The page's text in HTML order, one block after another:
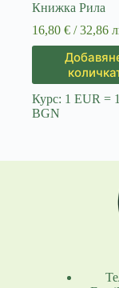
Книжка Рила
16,80 € / 32,86
Курс: 1 EUR =
BGN